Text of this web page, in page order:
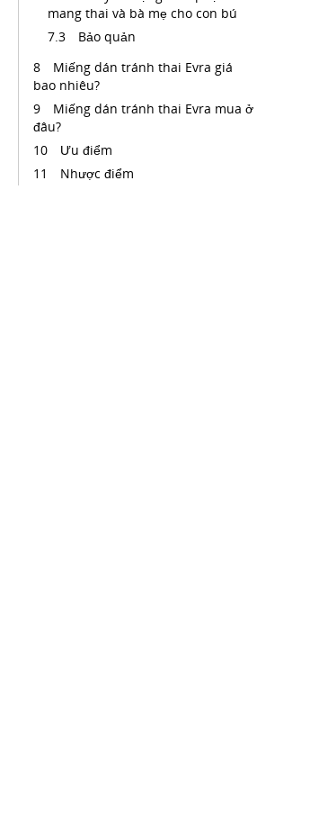
mang thai và bà mẹ cho con bú
Bảo quản
Miếng dán tránh thai Evra giá
bao nhiêu?
Miếng dán tránh thai Evra mua ở
đâu?
Ưu điểm
Nhược điểm